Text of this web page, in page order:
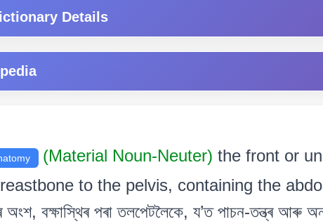
Details
(Material Noun-Neuter) the front or
to the pelvis, containing the
অংশ, বক্ষাস্থিৰ পৰা তলপেটলৈকে, য’ত পাচন-তন্ত্ৰ আৰু